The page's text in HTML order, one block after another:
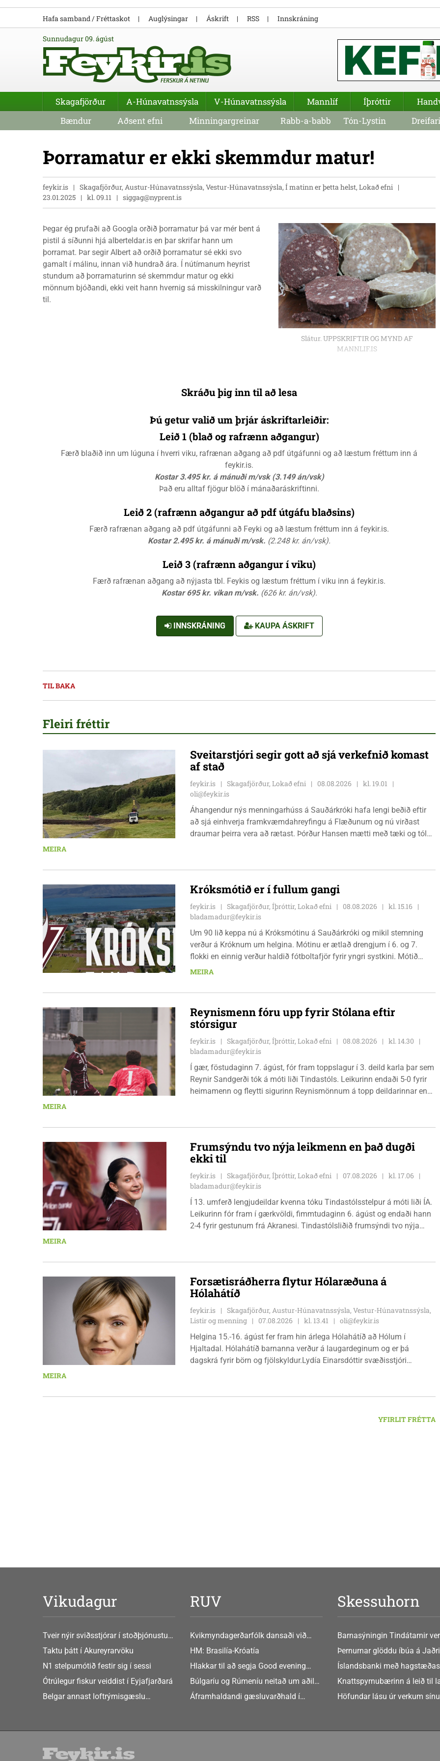
sunnudagur 09. ágúst
Þorramatur er ekki skemmdur matur!
feykir.is
Skagafjörður, Austur-Húnavatnssýsla, Vestur-Húnavatnssýsla, Í matinn er þetta helst, Lokað efni
23.01.2025
kl. 09.11 siggag@nyprent.is
Slátur. UPPSKRIFTIR OG MYND AF
MANNLIF.IS
Þegar ég prufaði að Googla orðið þorramatur þá var mér bent á
pistil á síðunni hjá alberteldar.is en þar skrifar hann um
þorramat. Þar segir Albert að orðið þorramatur sé ekki svo
gamalt í málinu, innan við hundrað ára. Í nútímanum heyrist
stundum að þorramaturinn sé skemmdur matur og ekki
mönnum bjóðandi, ekki veit hann hvernig sá misskilningur varð
til.
Skráðu þig inn til að lesa
Þú getur valið um þrjár áskriftarleiðir:
Leið 1 (blað og rafrænn aðgangur)
Færð blaðið inn um lúguna í hverri viku, rafrænan aðgang að pdf útgáfunni og að læstum fréttum inn á
feykir.is.
Kostar 3.495 kr. á mánuði m/vsk (3.149 án/vsk)
Það eru alltaf fjögur blöð í mánaðaráskriftinni.
Leið 2 (rafrænn aðgangur að pdf útgáfu blaðsins)
Færð rafrænan aðgang að pdf útgáfunni að Feyki og að læstum fréttum inn á feykir.is.
Kostar 2.495 kr. á mánuði m/vsk. (2.248 kr. án/vsk).
Leið 3 (rafrænn aðgangur í viku)
Færð rafrænan aðgang að nýjasta tbl. Feykis og læstum fréttum í viku inn á feykir.is.
Kostar 695 kr. vikan m/vsk. (626 kr. án/vsk).
INNSKRÁNING KAUPA ÁSKRIFT
TIL BAKA
Fleiri fréttir
Sveitarstjóri segir gott að sjá verkefnið komast
af stað
feykir.is Skagafjörður, Lokað efni 08.08.2026
kl. 19.01
oli@feykir.is
Áhangendur nýs menningarhúss á Sauðárkróki hafa lengi beðið eftir
að sjá einhverja framkvæmdahreyfingu á Flæðunum og nú virðast
draumar þeirra vera að rætast. Þórður Hansen mætti með tæki og tól
sjá að loksins sé farið að vinna á svæðinu, þegar Feykir spurði hann út
MEIRA
Króksmótið er í fullum gangi
feykir.is Skagafjörður, Íþróttir, Lokað efni 08.08.2026
kl. 15.16
bladamadur@feykir.is
Um 90 lið keppa nú á Króksmótinu á Sauðárkróki og mikil stemning
verður á Króknum um helgina. Mótinu er ætlað drengjum í 6. og 7.
flokki en einnig verður haldið fótboltafjör fyrir yngri systkini. Mótið
hófst í gær, föstudaginn 7. ágúst og því lýkur á morgun, sunnudaginn
MEIRA
Reynismenn fóru upp fyrir Stólana eftir
stórsigur
feykir.is Skagafjörður, Íþróttir, Lokað efni 08.08.2026
kl. 14.30
bladamadur@feykir.is
Í gær, föstudaginn 7. ágúst, fór fram toppslagur í 3. deild karla þar sem
Reynir Sandgerði tók á móti liði Tindastóls. Leikurinn endaði 5-0 fyrir
heimamenn og fleytti sigurinn Reynismönnum á topp deildarinnar en
MEIRA
Frumsýndu tvo nýja leikmenn en það dugði
ekki til
feykir.is Skagafjörður, Íþróttir, Lokað efni 07.08.2026
kl. 17.06
bladamadur@feykir.is
Í 13. umferð lengjudeildar kvenna tóku Tindastólsstelpur á móti liði ÍA.
Leikurinn fór fram í gærkvöldi, fimmtudaginn 6. ágúst og endaði hann
2-4 fyrir gestunum frá Akranesi. Tindastólsliðið frumsýndi tvo nýja
MEIRA
Forsætisráðherra flytur Hólaræðuna á
Hólahátíð
feykir.is
Skagafjörður, Austur-Húnavatnssýsla, Vestur-Húnavatnssýsla,
Listir og menning
07.08.2026 kl. 13.41
oli@feykir.is
Helgina 15.-16. ágúst fer fram hin árlega Hólahátíð að Hólum í
Hjaltadal. Hólahátíð barnanna verður á laugardeginum og er þá
dagskrá fyrir börn og fjölskyldur.Lydía Einarsdóttir svæðisstjóri
MEIRA
YFIRLIT FRÉTTA
Hafa samband / Fréttaskot Auglýsingar Áskrift RSS Innskráning
Skagafjörður A-Húnavatnssýsla V-Húnavatnssýsla Mannlíf Íþróttir
Bændur
Aðsent efni Minningargreinar Rabb-a-babb Tón-Lystin
Vikudagur
Tveir nýir sviðsstjórar í stoðþjónustu
og stjórnsýslu háskólans
Taktu þátt í Akureyrarvöku
N1 stelpumótið festir sig í sessi
Ótrúlegur fiskur veiddist í Eyjafjarðará
Belgar annast loftrýmisgæslu
RUV
Kvikmyndagerðarfólk dansaði við
GusGus
HM: Brasilía-Króatía
Hlakkar til að segja Good evening
Europe
Búlgaríu og Rúmeníu neitað um aðild
að Schengen
Áframhaldandi gæsluvarðhald í
Skessuhorn
Barnasýningin Tindátarnir
Bókasafni Akraness í dag ?
eftir Soffíu Björg
Þernurnar glöddu íbúa á Jaðri
Íslandsbanki með
tilboðið
Knattspyrnubærinn á leið til
Höfundar lásu úr verkum